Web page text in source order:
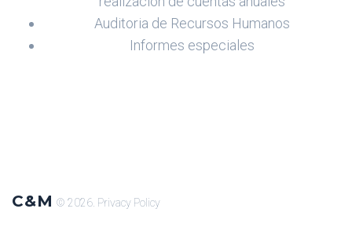
Auditoria de Recursos Humanos
Informes especiales
C&M © 2026. Privacy Policy